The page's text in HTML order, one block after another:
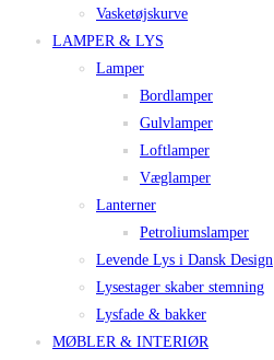
Vasketøjskurve
LAMPER & LYS
Lamper
Bordlamper
Gulvlamper
Loftlamper
Væglamper
Lanterner
Petroliumslamper
Levende Lys i Dansk Design
Lysestager skaber stemning
Lysfade & bakker
MØBLER & INTERIØR